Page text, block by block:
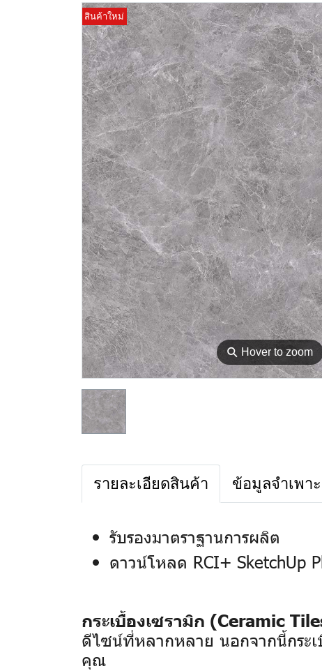
⚲ Hover to zoom
สินค้าใหม่
รายละเอียดสินค้า ข้อมูลจำเพาะ
รับรองมาตราฐานการผลิต
ดาวน์โหลด RCI+ SketchUp
กระเบื้องเซรามิก (Ceramic
ดีไซน์ที่หลากหลาย นอกจากนี้กระเ
คุณ